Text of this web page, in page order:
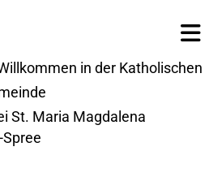
in der Katholischen
St. Maria Magdalena